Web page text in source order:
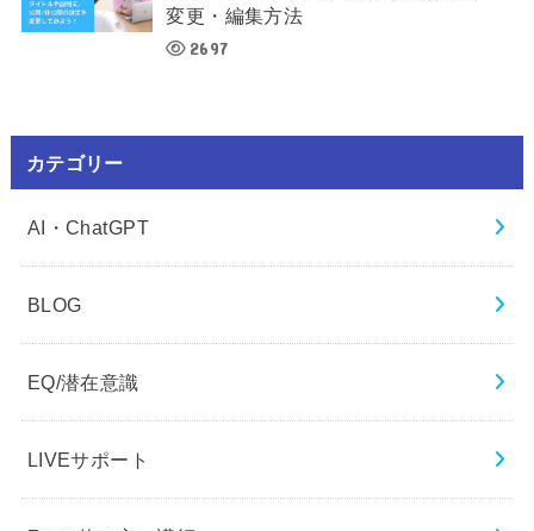
変更・編集方法
2697
カテゴリー
AI・ChatGPT
BLOG
EQ/潜在意識
LIVEサポート